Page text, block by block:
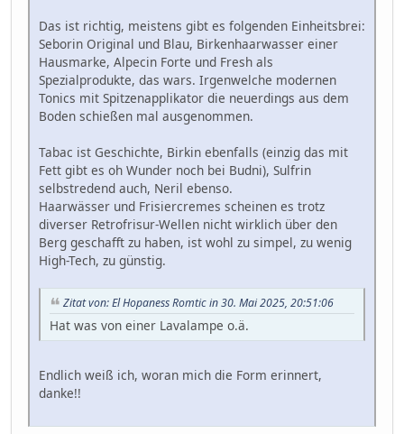
Das ist richtig, meistens gibt es folgenden Einheitsbrei:
Seborin Original und Blau, Birkenhaarwasser einer
Hausmarke, Alpecin Forte und Fresh als
Spezialprodukte, das wars. Irgenwelche modernen
Tonics mit Spitzenapplikator die neuerdings aus dem
Boden schießen mal ausgenommen.
Tabac ist Geschichte, Birkin ebenfalls (einzig das mit
Fett gibt es oh Wunder noch bei Budni), Sulfrin
selbstredend auch, Neril ebenso.
Haarwässer und Frisiercremes scheinen es trotz
diverser Retrofrisur-Wellen nicht wirklich über den
Berg geschafft zu haben, ist wohl zu simpel, zu wenig
High-Tech, zu günstig.
Zitat von: El Hopaness Romtic in 30. Mai 2025, 20:51:06
Hat was von einer Lavalampe o.ä.
Endlich weiß ich, woran mich die Form erinnert,
danke!!